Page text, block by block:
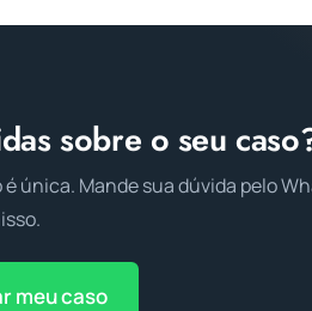
sobre o seu
única. Mande sua dúvida pelo
meu caso